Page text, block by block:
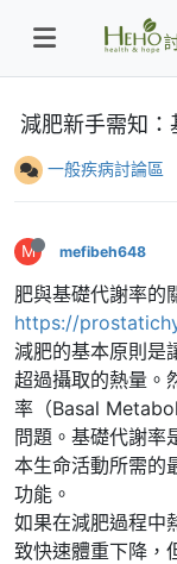
減肥新手需知：
一般疾病討論區
M mefibeh648
肥與基礎代謝率的
https://
減肥的基本原則是
超過攝取的熱量。
率（Basal
問題。基礎代謝率
本生命活動所需的
功能。
如果在減肥過程中
致快速體重下降，